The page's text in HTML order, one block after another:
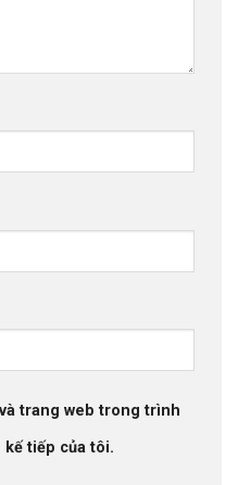
trang web trong trình
tiếp của tôi.